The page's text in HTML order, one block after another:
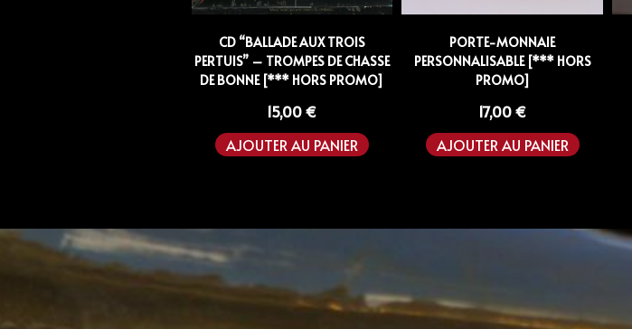
CD “BALLADE AUX TROIS
PERTUIS” – TROMPES DE CHASSE
DE BONNE [*** HORS PROMO]
15,00€
AJOUTER AU PANIER
PORTE-MONNAIE
PERSONNALISABLE [*** HORS
PROMO]
17,00€
AJOUTER AU PANIER